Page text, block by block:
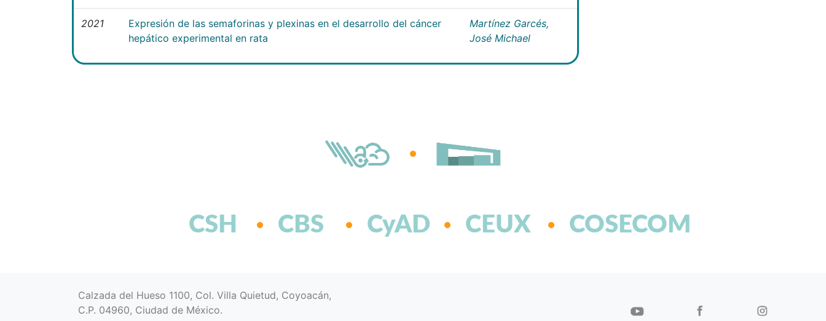
2021
Expresión de las semaforinas y plexinas en el desarrollo del cáncer
hepático experimental en rata
Martínez Garcés,
José Michael
CSH CBS CyAD CEUX COSECOM
Calzada del Hueso 1100, Col. Villa Quietud, Coyoacán,
C.P. 04960, Ciudad de México.